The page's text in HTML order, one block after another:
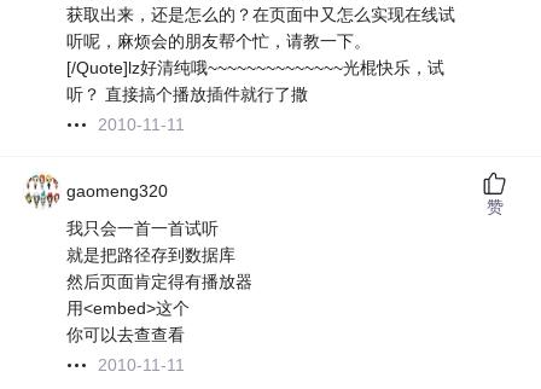
获取出来，还是怎么的？在页面中又怎么实现在线试
听呢，麻烦会的朋友帮个忙，请教一下。
[/Quote]lz好清纯哦~~~~~~~~~~~~~~光棍快乐，试
听？ 直接搞个播放插件就行了撒
2010-11-11
gaomeng320
我只会一首一首试听
就是把路径存到数据库
然后页面肯定得有播放器
用<embed>这个
你可以去查查看
2010-11-11
赞